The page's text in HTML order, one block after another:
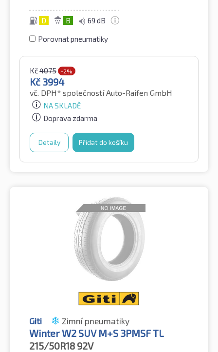
D B 69 dB
Porovnat pneumatiky
Kč4075 -2%
Kč 3994
vč. DPH* společností Auto-Raifen GmbH
NA SKLADĚ
Doprava zdarma
Detaily Přidat do košíku
Giti Zimní pneumatiky
Winter W2 SUV M+S 3PMSF TL
215/50R18 92V